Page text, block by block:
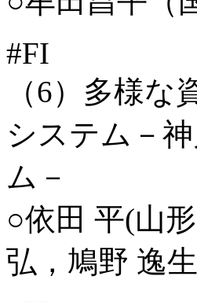
#FI
（6）多様
システム－
ム－
○依田 平(山
弘，鳩野 逸